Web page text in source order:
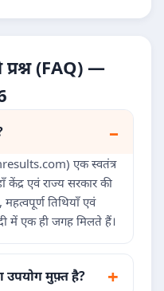
(FAQ) —
एक स्वतंत्र
केंद्र एवं राज्य सरकार की
महत्वपूर्ण तिथियाँ एवं
में एक ही जगह मिलते हैं।
उपयोग मुफ़्त है?